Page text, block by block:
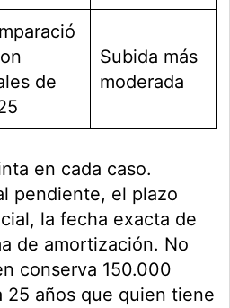
de
Subida más
moderada
en cada caso.
pendiente, el plazo
la fecha exacta de
de amortización. No
conserva 150.000
25 años que quien tiene